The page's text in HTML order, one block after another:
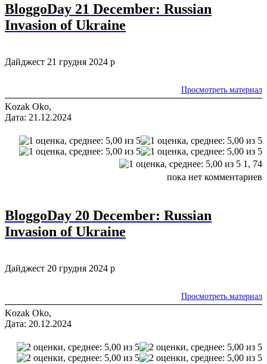
BloggoDay 21 December: Russian
Invasion of Ukraine
Дайджест 21 грудня 2024 р
Просмотреть материал
Kozak Oko,
Дата: 21.12.2024
1, 74
пока нет комментариев
BloggoDay 20 December: Russian
Invasion of Ukraine
Дайджест 20 грудня 2024 р
Просмотреть материал
Kozak Oko,
Дата: 20.12.2024